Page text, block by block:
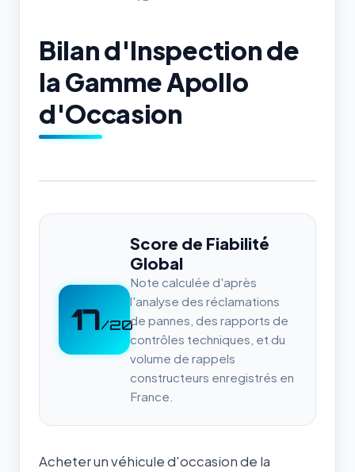
Bilan d'Inspection de
la Gamme Apollo
d'Occasion
17/20
Score de Fiabilité
Global
Note calculée d'après
l'analyse des réclamations
de pannes, des rapports de
contrôles techniques, et du
volume de rappels
constructeurs enregistrés en
France.
Acheter un véhicule d'occasion de la